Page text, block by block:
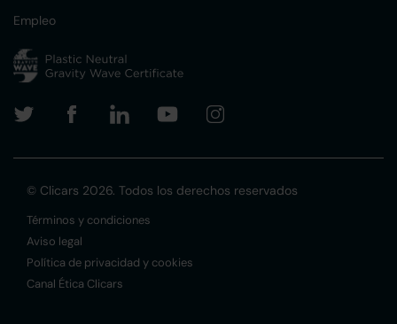
Empleo
© Clicars 2026. Todos los derechos reservados
Términos y condiciones
Aviso legal
Política de privacidad y cookies
Canal Ética Clicars